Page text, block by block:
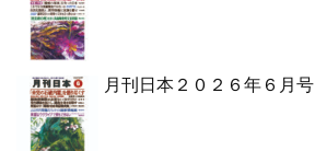
月刊日本２０２６年６月号